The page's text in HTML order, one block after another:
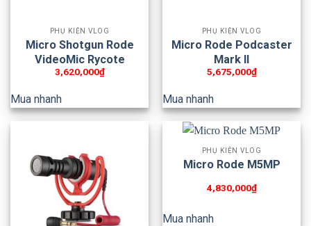
PHỤ KIỆN VLOG
Micro Shotgun Rode
VideoMic Rycote
3,620,000₫
Mua nhanh
PHỤ KIỆN VLOG
Micro Rode Podcaster
Mark II
5,675,000₫
Mua nhanh
PHỤ KIỆN VLOG
Micro Rode M5MP
4,830,000₫
Mua nhanh